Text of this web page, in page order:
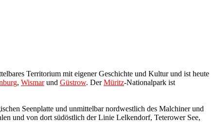
Territorium mit eigener Geschichte und Kultur und ist heute
, Wismarund Güstrow. DerMüritz-Nationalpark ist
Seenplatte und unmittelbar nordwestlich des Malchiner und
und von dort südöstlich der Linie Lelkendorf, Teterower See,